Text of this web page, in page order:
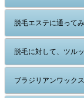
脱毛エステに通って
脱毛に対して、ツル
ブラジリアンワック